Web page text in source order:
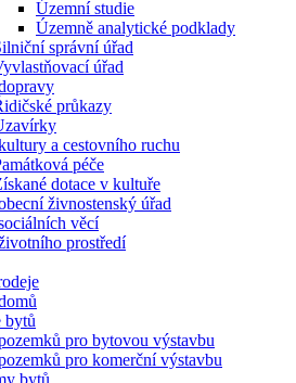
Územní studie
Územně analytické podklady
správní úřad
úřad
průkazy
a cestovního ruchu
péče
dotace v kultuře
živnostenský úřad
věcí
prostředí
bytů
pro bytovou výstavbu
pro komerční výstavbu
bytů